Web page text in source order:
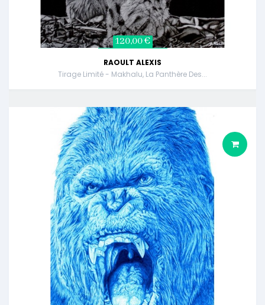
120,00 €
RAOULT ALEXIS
Tirage Limité - Makhalu, La Panthère Des...